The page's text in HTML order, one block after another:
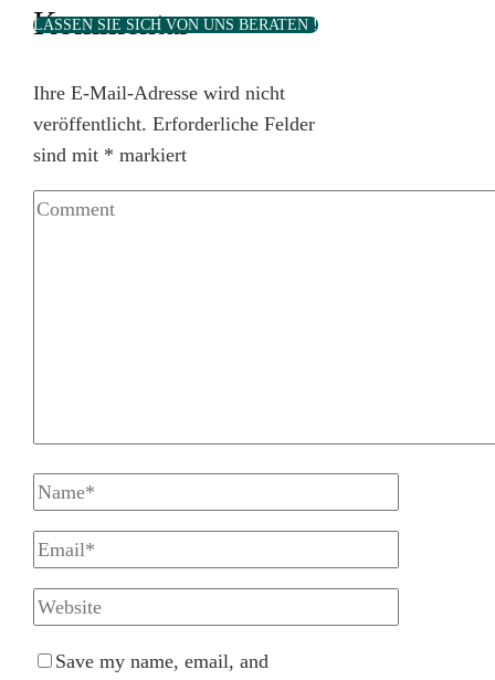
LASSEN SIE SICH VON UNS BERATEN !
Kommentar
Ihre E-Mail-Adresse wird nicht
veröffentlicht. Erforderliche Felder
sind mit * markiert
Save my name, email, and